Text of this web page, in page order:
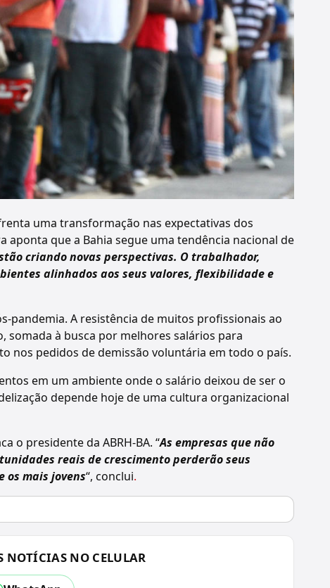
uma transformação nas expectativas dos
que a Bahia segue uma tendência nacional de
criando novas perspectivas. O trabalhador,
alinhados aos seus valores, flexibilidade e
pandemia. A resistência de muitos profissionais ao
à busca por melhores salários para
nos pedidos de demissão voluntária em todo o país.
em um ambiente onde o salário deixou de ser o
depende hoje de uma cultura organizacional
o presidente da ABRH-BA. “As empresas que não
reais de crescimento perderão seus
mais jovens“, conclui.
NOTÍCIAS NO CELULAR